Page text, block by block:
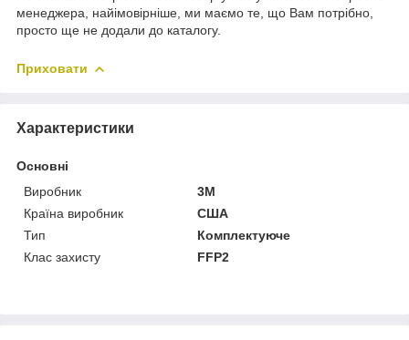
менеджера, найімовірніше, ми маємо те, що Вам потрібно,
просто ще не додали до каталогу.
Приховати
Характеристики
Основні
Виробник
3М
Країна виробник
США
Тип
Комплектуюче
Клас захисту
FFP2